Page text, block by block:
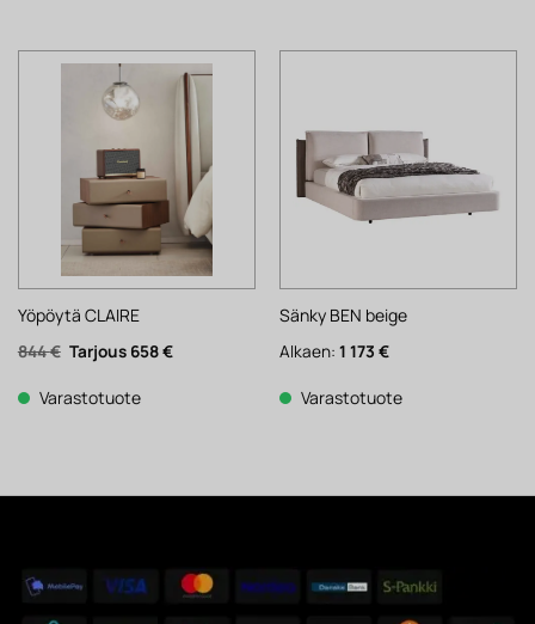
Yöpöytä CLAIRE
844€ Alkuperäinen
hinta
844 €.
658€Nykyinen
Varastotuote
Sänky BEN beige
Alkaen: 1 173 €
Varastotuote